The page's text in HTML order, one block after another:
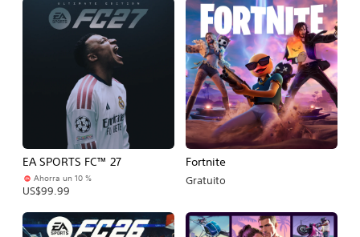
EA SPORTS FC™ 27
Ahorra un 10 %
US$99.99
Fortnite
Gratuito